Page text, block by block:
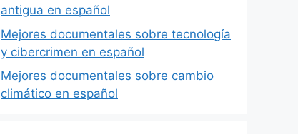
antigua en español
Mejores documentales sobre tecnología
y cibercrimen en español
Mejores documentales sobre cambio
climático en español